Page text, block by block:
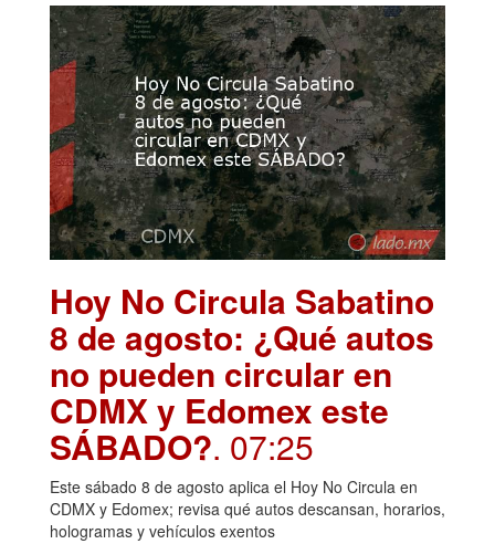
Hoy No Circula Sabatino
8 de agosto: ¿Qué autos
no pueden circular en
CDMX y Edomex este
SÁBADO?. 07:25
Este sábado 8 de agosto aplica el Hoy No Circula en
CDMX y Edomex; revisa qué autos descansan, horarios,
hologramas y vehículos exentos